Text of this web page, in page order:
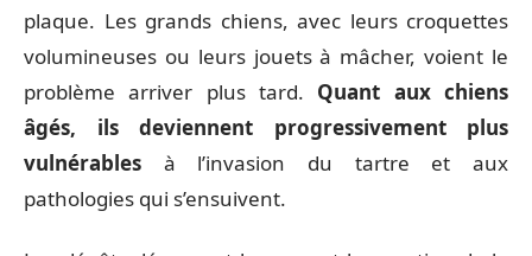
plaque. Les grands chiens, avec leurs croquettes
volumineuses ou leurs jouets à mâcher, voient le
problème arriver plus tard. Quant aux chiens
âgés, ils deviennent progressivement plus
vulnérables à l’invasion du tartre et aux
pathologies qui s’ensuivent.